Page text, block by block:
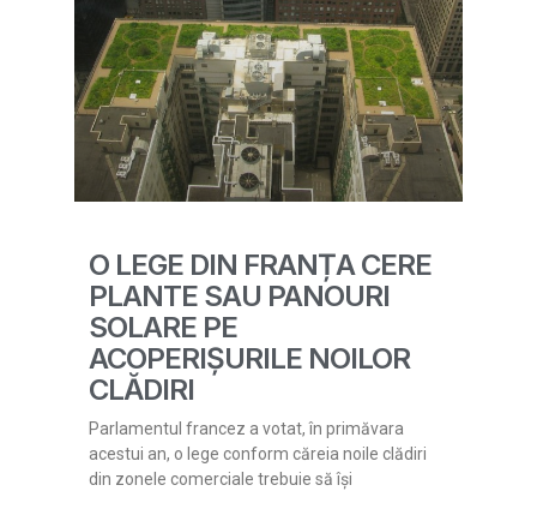
O LEGE DIN FRANȚA CERE
PLANTE SAU PANOURI
SOLARE PE
ACOPERIȘURILE NOILOR
CLĂDIRI
Parlamentul francez a votat, în primăvara
acestui an, o lege conform căreia noile clădiri
din zonele comerciale trebuie să își